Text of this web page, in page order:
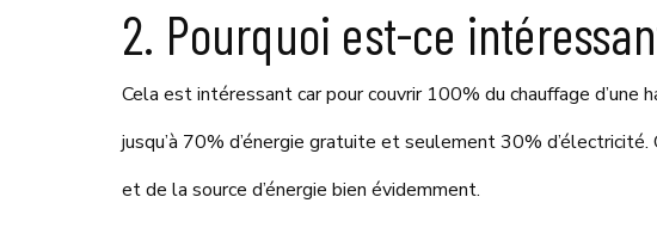
2. Pourquoi est-ce
Cela est intéressant car pour couvrir 100% du chauffage
jusqu’à 70% d’énergie gratuite et seulement 30%
et de la source d’énergie bien évidemment.